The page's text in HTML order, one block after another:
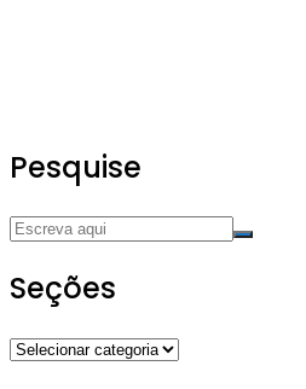
Pesquise
Seções
Seções